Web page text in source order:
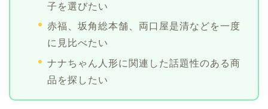
子を選びたい
赤福、坂角総本舗、両口屋是清などを一度
に見比べたい
ナナちゃん人形に関連した話題性のある商
品を探したい